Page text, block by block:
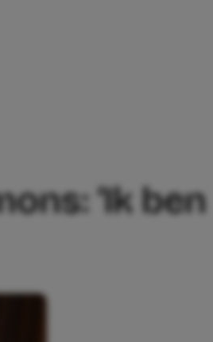
‘Ik ben